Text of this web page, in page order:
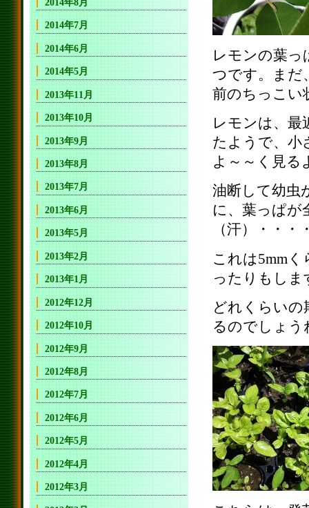
レモンの葉っ
つです。まだ
前のちっこい
レモンは、
たようで、小
よ～～く見る
油断して幼虫
に、葉っぱが
（汗）・・・
これは5mm
ったりもしま
どれくらいの
るのでしょう
2014年7月
2014年6月
2014年5月
2013年11月
2013年10月
2013年9月
2013年8月
2013年7月
2013年6月
2013年5月
2013年2月
2013年1月
2012年12月
2012年10月
2012年9月
2012年8月
2012年7月
2012年6月
2012年5月
2012年4月
2012年3月